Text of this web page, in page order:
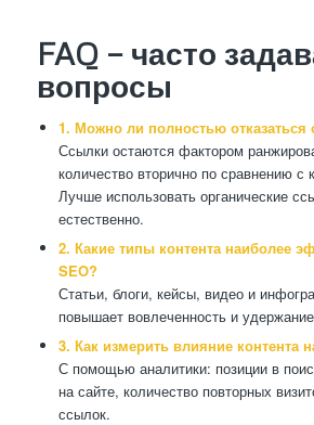
FAQ — часто
вопросы
1. Можно ли полностью отказаться
Ссылки остаются фактором
количество вторично по сравнению с
Лучше использовать органические
естественно.
2. Какие типы контента наиболее
SEO?
Статьи, блоги, кейсы, видео и
повышает вовлеченность и
3. Как измерить влияние контента
С помощью аналитики: позиции в
на сайте, количество повторных
ссылок.